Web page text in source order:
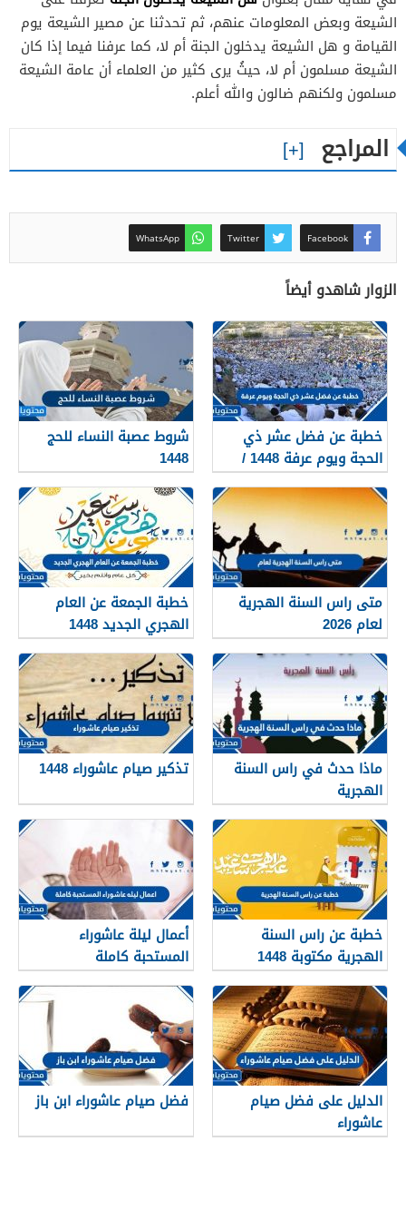
الشيعة وبعض المعلومات عنهم، ثم تحدثنا عن مصير الشيعة يوم
القيامة و هل الشيعة يدخلون الجنة أم لا، كما عرفنا فيما إذا كان
الشيعة مسلمون أم لا، حيثُ يرى كثير من العلماء أن عامة الشيعة
مسلمون ولكنهم ضالون والله أعلم.
المراجع
Facebook
Twitter
WhatsApp
الزوار شاهدو أيضاً
خطبة عن فضل عشر ذي
الحجة ويوم عرفة 1448 /
2026
شروط عصبة النساء للحج
1448
متى راس السنة الهجرية
لعام 2026
خطبة الجمعة عن العام
الهجري الجديد 1448
ماذا حدث في راس السنة
الهجرية
تذكير صيام عاشوراء 1448
خطبة عن راس السنة
الهجرية مكتوبة 1448
أعمال ليلة عاشوراء
المستحبة كاملة
الدليل على فضل صيام
عاشوراء
فضل صيام عاشوراء ابن باز